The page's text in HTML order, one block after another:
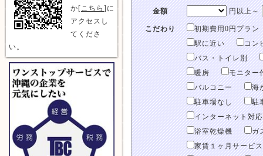
金額 円以上～
こだわり
初期費用0円プラン
駅に近い
コン
バス・トイレ別
暖房
モニター
バルコニー
海
駐車場なし
駐
インターネット対応
浴室乾燥機
ガ
家賃１ヶ月サービス
か[こちら ]に
アクセスし
てくださ
い。